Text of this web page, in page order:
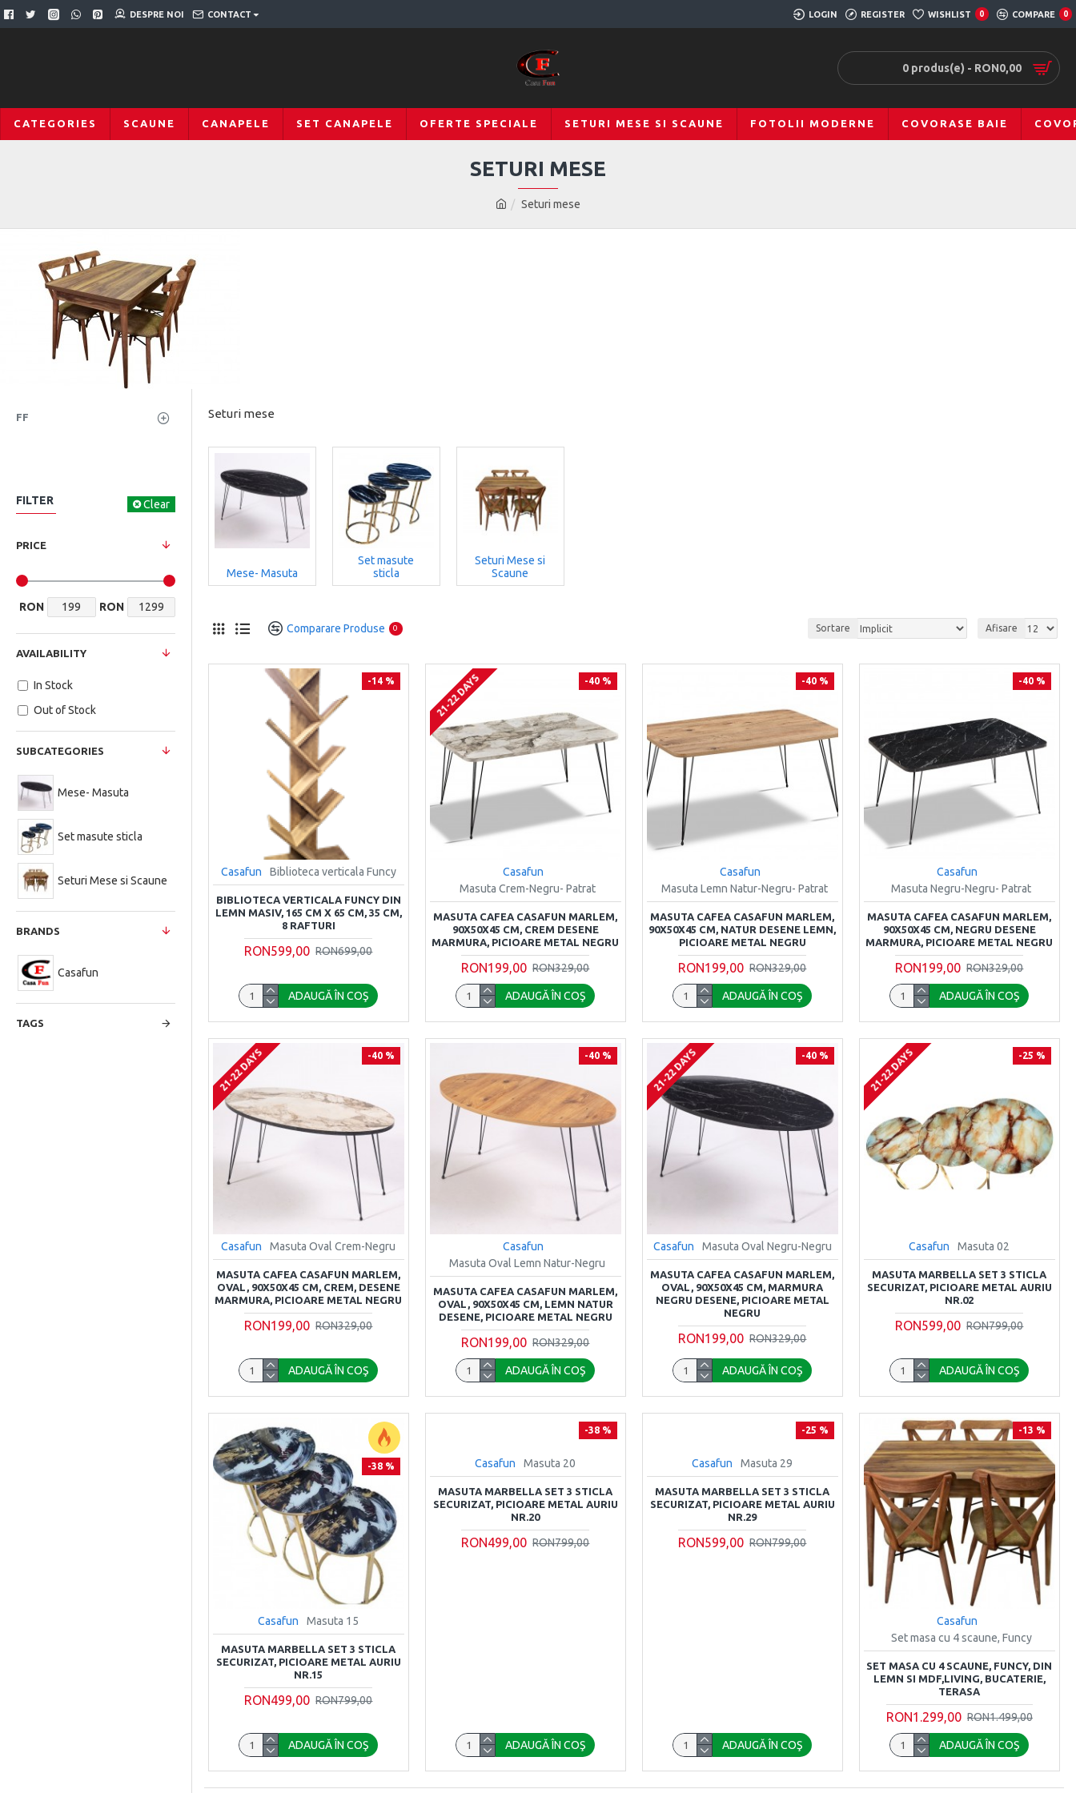
DESPRE NOI CONTACT LOGIN REGISTER WISHLIST 0 COMPARE 0
0 produs(e) - RON0,00
CATEGORIES SCAUNE CANAPELE SET CANAPELE OFERTE SPECIALE SETURI MESE SI SCAUNE FOTOLII MODERNE COVORASE BAIE
Seturi mese
SETURI MESE
FF
FILTER Clear
PRICE
RON RON
SUBCATEGORIES
Mese- Masuta
Set masute sticla
Seturi Mese si Scaune
BRANDS
Casafun
TAGS
AVAILABILITY
In Stock
Out of Stock
Seturi mese
Mese- Masuta
Set masute
sticla
Seturi Mese si
Scaune
Comparare Produse 0 Sortare Afisare
-14 %
Casafun Biblioteca verticala Funcy
BIBLIOTECA VERTICALA FUNCY DIN
LEMN MASIV, 165 CM X 65 CM, 35 CM,
8 RAFTURI
RON599,00 RON699,00
ADAUGĂ ÎN COŞ
-40 %
21-22 DAYS
Casafun
Masuta Crem-Negru- Patrat
MASUTA CAFEA CASAFUN MARLEM,
90X50X45 CM, CREM DESENE
MARMURA, PICIOARE METAL NEGRU
RON199,00 RON329,00
ADAUGĂ ÎN COŞ
-40 %
Casafun
Masuta Lemn Natur-Negru- Patrat
MASUTA CAFEA CASAFUN MARLEM,
90X50X45 CM, NATUR DESENE LEMN,
PICIOARE METAL NEGRU
RON199,00 RON329,00
ADAUGĂ ÎN COŞ
-40 %
Casafun
Masuta Negru-Negru- Patrat
MASUTA CAFEA CASAFUN MARLEM,
90X50X45 CM, NEGRU DESENE
MARMURA, PICIOARE METAL NEGRU
RON199,00 RON329,00
ADAUGĂ ÎN COŞ
-40 %
21-22 DAYS
Casafun Masuta Oval Crem-Negru
MASUTA CAFEA CASAFUN MARLEM,
OVAL, 90X50X45 CM, CREM, DESENE
MARMURA, PICIOARE METAL NEGRU
RON199,00 RON329,00
ADAUGĂ ÎN COŞ
-40 %
Casafun
Masuta Oval Lemn Natur-Negru
MASUTA CAFEA CASAFUN MARLEM,
OVAL, 90X50X45 CM, LEMN NATUR
DESENE, PICIOARE METAL NEGRU
RON199,00 RON329,00
ADAUGĂ ÎN COŞ
-40 %
21-22 DAYS
Casafun Masuta Oval Negru-Negru
MASUTA CAFEA CASAFUN MARLEM,
OVAL, 90X50X45 CM, MARMURA
NEGRU DESENE, PICIOARE METAL
NEGRU
RON199,00 RON329,00
ADAUGĂ ÎN COŞ
-25 %
21-22 DAYS
Casafun Masuta 02
MASUTA MARBELLA SET 3 STICLA
SECURIZAT, PICIOARE METAL AURIU
NR.02
RON599,00 RON799,00
ADAUGĂ ÎN COŞ
-38 %
Casafun Masuta 15
MASUTA MARBELLA SET 3 STICLA
SECURIZAT, PICIOARE METAL AURIU
NR.15
RON499,00 RON799,00
ADAUGĂ ÎN COŞ
-38 %
Casafun Masuta 20
MASUTA MARBELLA SET 3 STICLA
SECURIZAT, PICIOARE METAL AURIU
NR.20
RON499,00 RON799,00
ADAUGĂ ÎN COŞ
-25 %
Casafun Masuta 29
MASUTA MARBELLA SET 3 STICLA
SECURIZAT, PICIOARE METAL AURIU
NR.29
RON599,00 RON799,00
ADAUGĂ ÎN COŞ
-13 %
Casafun
Set masa cu 4 scaune, Funcy
SET MASA CU 4 SCAUNE, FUNCY, DIN
LEMN SI MDF,LIVING, BUCATERIE,
TERASA
RON1.299,00 RON1.499,00
ADAUGĂ ÎN COŞ